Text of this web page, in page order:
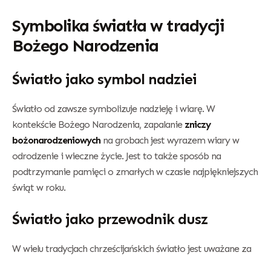
Symbolika światła w tradycji
Bożego Narodzenia
Światło jako symbol nadziei
Światło od zawsze symbolizuje nadzieję i wiarę. W
kontekście Bożego Narodzenia, zapalanie zniczy
bożonarodzeniowychna grobach jest wyrazem wiary w
odrodzenie i wieczne życie. Jest to także sposób na
podtrzymanie pamięci o zmarłych w czasie najpiękniejszych
świąt w roku.
Światło jako przewodnik dusz
W wielu tradycjach chrześcijańskich światło jest uważane za